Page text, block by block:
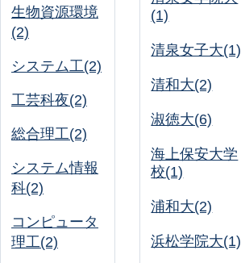
生物資源環境
(2)
システム工(2)
工芸科夜(2)
総合理工(2)
システム情報
科(2)
コンピュータ
理工(2)
(1)
清泉女子大(1)
清和大(2)
淑徳大(6)
海上保安大学
校(1)
浦和大(2)
浜松学院大(1)